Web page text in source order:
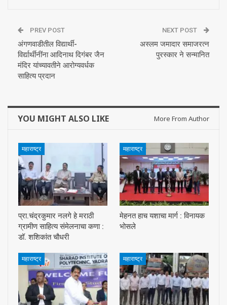
PREV POST
अंगणवाडीतील विद्यार्थी-
विर्द्यार्थीनींना आदिनाथ दिगंबर जैन
मंदिर यांच्यावतीने आरोग्यवर्धक
साहित्य प्रदान
NEXT POST
अस्लम जमादार समाजरत्न
पुरस्कार ने सन्मानित
YOU MIGHT ALSO LIKE More From Author
महाराष्ट्र
प्रा.चंद्रकुमार नलगे हे मराठी
ग्रामीण साहित्य संमेलनाचा कणा :
डॉ. शशिकांत चौधरी
महाराष्ट्र
मेहनत हाच यशाचा मार्ग : विनायक
भोसले
महाराष्ट्र महाराष्ट्र